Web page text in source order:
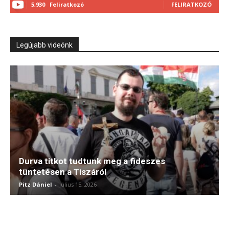
5,930 Feliratkozó FELIRATKOZÓ
Legújabb videónk
Durva titkot tudtunk meg a fideszes
tüntetésen a Tiszáról
Pitz Dániel - július 15, 2026